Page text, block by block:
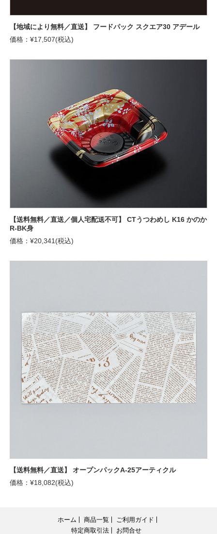
【地域により無料／直送】 フードパック スクエア30 アデール
価格：¥17,507(税込)
【送料無料／直送／個人宅配送不可】 CTうつわめし K16 かのか
R-BK身
価格：¥20,341(税込)
【送料無料／直送】 オープンパックA-25アーティクル
価格：¥18,082(税込)
ホーム 商品一覧
ご利用ガイド
特定商取引法
お問合せ